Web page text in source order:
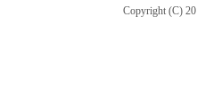
Copyright (C)